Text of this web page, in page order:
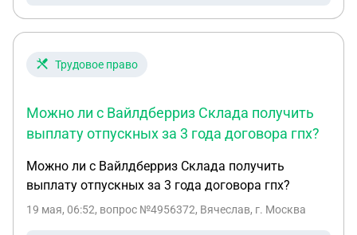
Трудовое право
Можно ли с Вайлдберриз Склада получить
выплату отпускных за 3 года договора гпх?
Можно ли с Вайлдберриз Склада получить
выплату отпускных за 3 года договора гпх?
19 мая, 06:52, вопрос №4956372, Вячеслав, г. Москва